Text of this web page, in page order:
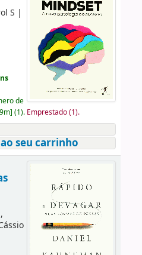
S |
de
] (1). Emprestado (1).
seu carrinho